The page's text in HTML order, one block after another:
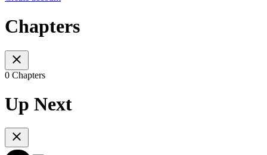
Chapters
0 Chapters
Up Next